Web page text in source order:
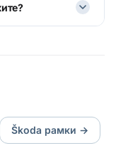
Škoda рамки →